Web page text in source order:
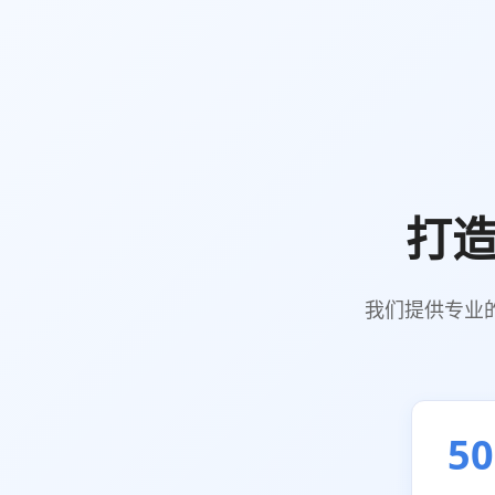
打
我们提供专业